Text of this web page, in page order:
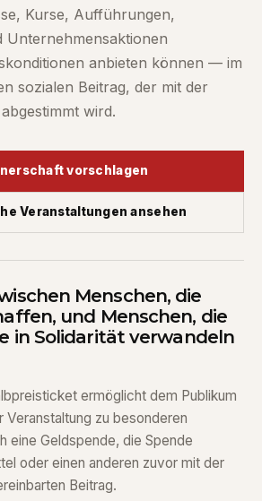
Kurse, Aufführungen,
Unternehmensaktionen
anbieten können — im
sozialen Beitrag, der mit der
wird.
vorschlagen
Veranstaltungen ansehen
Menschen, die
und Menschen, die
in Solidarität verwandeln
ermöglicht dem Publikum
Veranstaltung zu besonderen
eine Geldspende, die Spende
oder einen anderen zuvor mit der
Beitrag.